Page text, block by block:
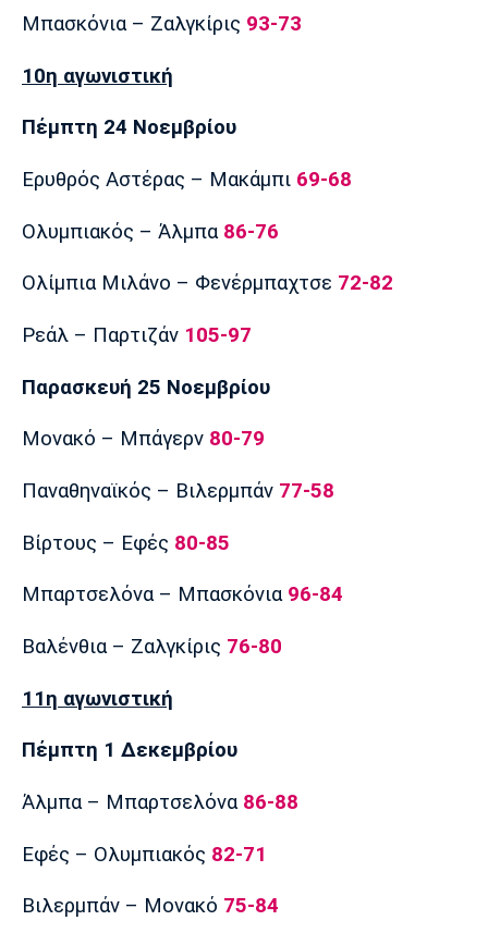
Μπασκόνια – Ζαλγκίρις 93-73
10η αγωνιστική
Πέμπτη 24 Νοεμβρίου
Ερυθρός Αστέρας – Μακάμπι 69-68
Ολυμπιακός – Άλμπα 86-76
Ολίμπια Μιλάνο – Φενέρμπαχτσε 72-82
Ρεάλ – Παρτιζάν 105-97
Παρασκευή 25 Νοεμβρίου
Μονακό – Μπάγερν 80-79
Παναθηναϊκός – Βιλερμπάν 77-58
Βίρτους – Εφές 80-85
Μπαρτσελόνα – Μπασκόνια 96-84
Βαλένθια – Ζαλγκίρις 76-80
11η αγωνιστική
Πέμπτη 1 Δεκεμβρίου
Άλμπα – Μπαρτσελόνα 86-88
Εφές – Ολυμπιακός 82-71
Βιλερμπάν – Μονακό 75-84